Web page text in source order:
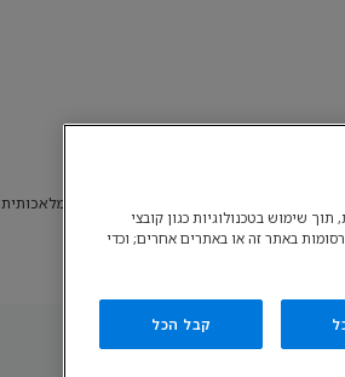
התנגדות לשימוש הקשור בבינה מלאכותית
שימוש בטכנולוגיות כגון קובצי
באתר זה או באתרים אחרים; וכדי
קבל הכל